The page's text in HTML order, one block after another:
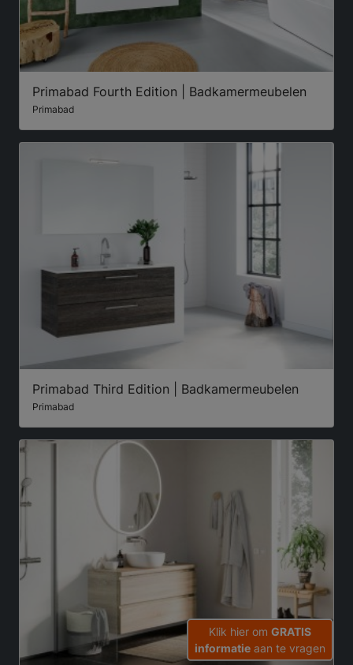
Primabad Fourth Edition | Badkamermeubelen
Primabad
Primabad Third Edition | Badkamermeubelen
Primabad
Klik hier om GRATIS
informatie aan te vragen